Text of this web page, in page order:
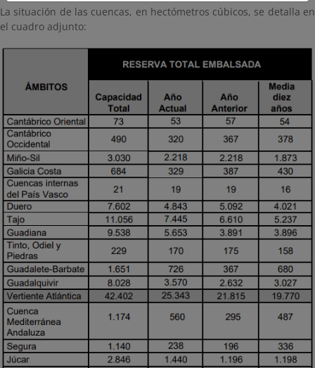
La situación de las cuencas, en hectómetros cúbicos, se detalla en
el cuadro adjunto: